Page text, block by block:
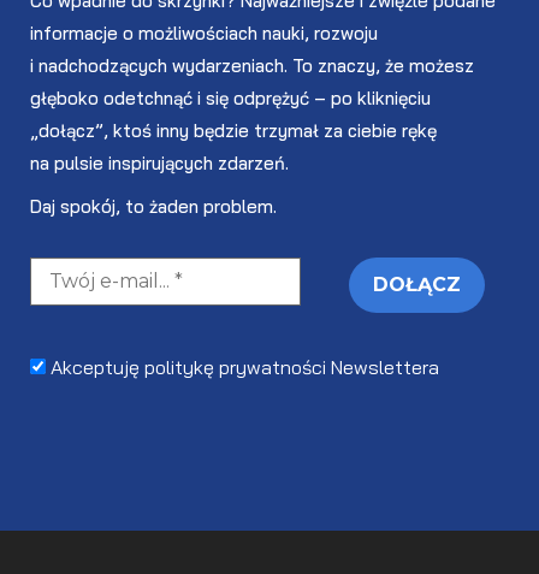
informacje o możliwościach nauki, rozwoju
i nadchodzących wydarzeniach. To znaczy, że możesz
głęboko odetchnąć i się odprężyć – po kliknięciu
„dołącz”, ktoś inny będzie trzymał za ciebie rękę
na pulsie inspirujących zdarzeń.
Daj spokój, to żaden problem.
Akceptuję politykę prywatności Newslettera